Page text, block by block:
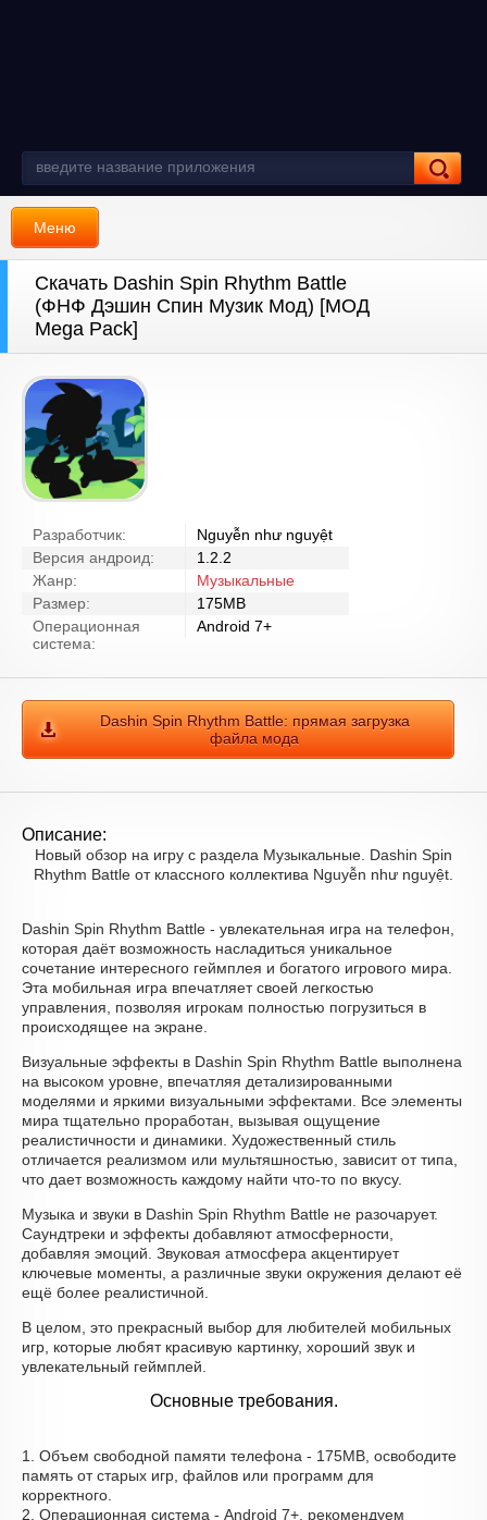
Меню
Скачать Dashin Spin Rhythm Battle
(ФНФ Дэшин Спин Музик Мод) [МОД
Mega Pack]
Разработчик:
Nguyễn như nguyệt
Версия андроид:
1.2.2
Жанр:
Музыкальные
Размер:
175MB
Операционная
система:
Android 7+
Dashin Spin Rhythm Battle: прямая загрузка
файла мода
Описание:
Новый обзор на игру с раздела Музыкальные. Dashin Spin
Rhythm Battle от классного коллектива Nguyễn như nguyệt.
Dashin Spin Rhythm Battle - увлекательная игра на телефон,
которая даёт возможность насладиться уникальное
сочетание интересного геймплея и богатого игрового мира.
Эта мобильная игра впечатляет своей легкостью
управления, позволяя игрокам полностью погрузиться в
происходящее на экране.
Визуальные эффекты в Dashin Spin Rhythm Battle выполнена
на высоком уровне, впечатляя детализированными
моделями и яркими визуальными эффектами. Все элементы
мира тщательно проработан, вызывая ощущение
реалистичности и динамики. Художественный стиль
отличается реализмом или мультяшностью, зависит от типа,
что дает возможность каждому найти что-то по вкусу.
Музыка и звуки в Dashin Spin Rhythm Battle не разочарует.
Саундтреки и эффекты добавляют атмосферности,
добавляя эмоций. Звуковая атмосфера акцентирует
ключевые моменты, а различные звуки окружения делают её
ещё более реалистичной.
В целом, это прекрасный выбор для любителей мобильных
игр, которые любят красивую картинку, хороший звук и
увлекательный геймплей.
Основные требования.
1. Объем свободной памяти телефона - 175MB, освободите
память от старых игр, файлов или программ для
корректного.
2. Операционная система - Android 7+, рекомендуем